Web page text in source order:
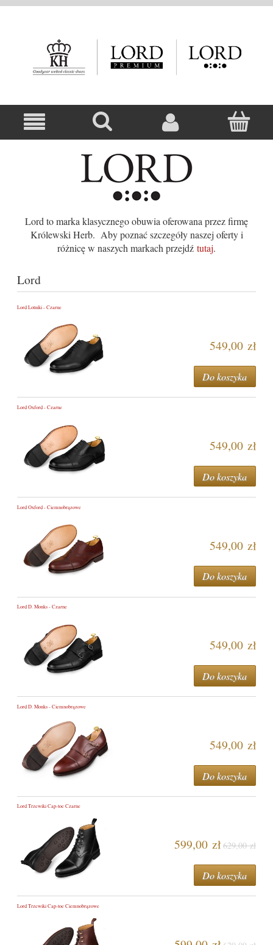
Lord to marka klasycznego obuwia oferowana przez firmę
Królewski Herb. Aby poznać szczegóły naszej oferty i
różnicę w naszych markach przejdź tutaj.
Lord
Lord Lotniki - Czarne
549,00 zł
Do koszyka
Lord Oxford - Czarne
549,00 zł
Do koszyka
Lord Oxford - Ciemnobrązowe
549,00 zł
Do koszyka
Lord D. Monks - Czarne
549,00 zł
Do koszyka
Lord D. Monks - Ciemnobrązowe
549,00 zł
Do koszyka
Lord Trzewiki Cap-toe Czarne
599,00 zł 629,00 zł
Do koszyka
Lord Trzewiki Cap-toe Ciemnobrązowe